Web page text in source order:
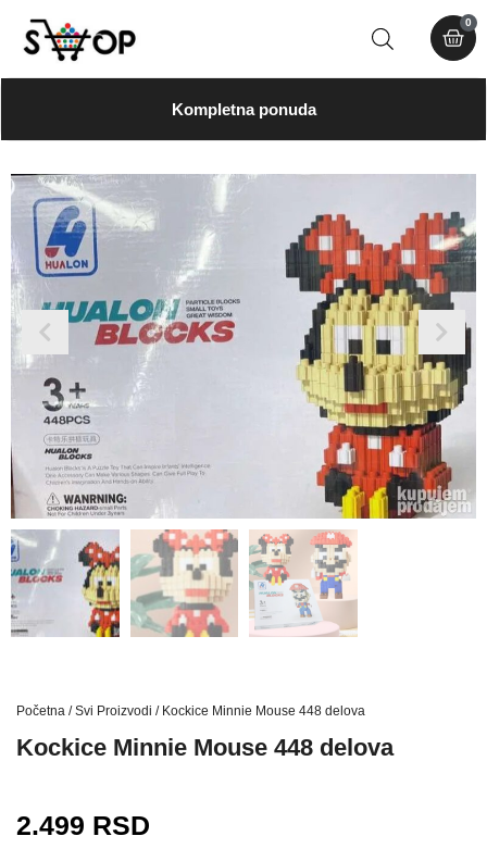
0
Kompletna ponuda
Početna /Svi Proizvodi / Kockice Minnie Mouse 448 delova
Kockice Minnie Mouse 448 delova
2.499 RSD